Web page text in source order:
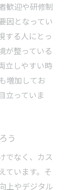
気の背景
人の魅力
め方
立する術
徴とは
係を解説
選び方
実態とは
歓迎や研修制
因となってい
する人にとっ
が整っている
立しやすい時
増加してお
立っていま
う
でなく、カス
ています。そ
上やデジタル